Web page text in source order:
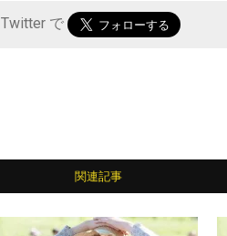
Twitter で
関連記事